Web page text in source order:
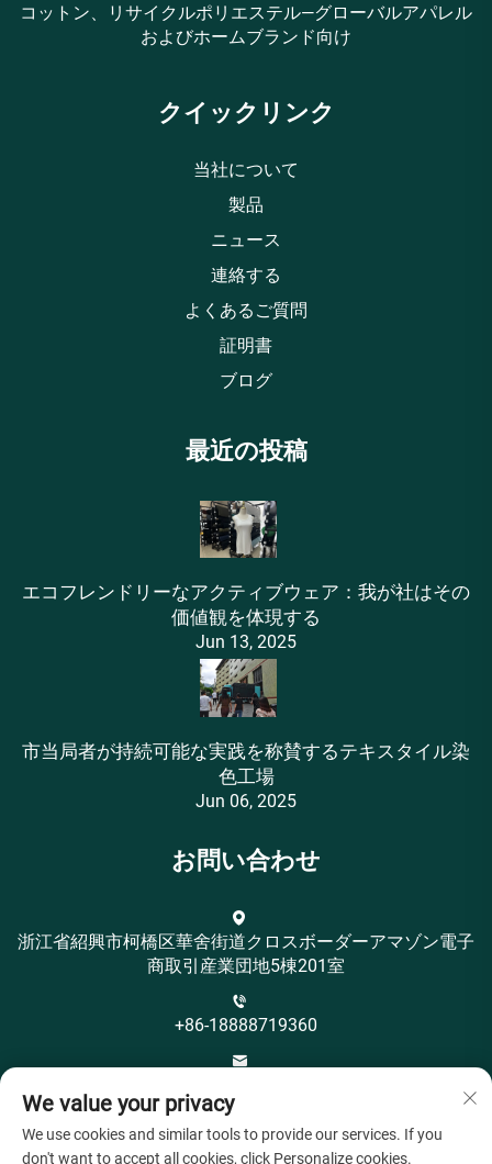
コットン、リサイクルポリエステル—グローバルアパレル
およびホームブランド向け
クイックリンク
当社について
製品
ニュース
連絡する
よくあるご質問
証明書
ブログ
最近の投稿
エコフレンドリーなアクティブウェア：我が社はその
価値観を体現する
Jun 13, 2025
市当局者が持続可能な実践を称賛するテキスタイル染
色工場
Jun 06, 2025
お問い合わせ
浙江省紹興市柯橋区華舍街道クロスボーダーアマゾン電子
商取引産業団地5棟201室
+86-18888719360
We value your privacy
We use cookies and similar tools to provide our services. If you
don't want to accept all cookies, click Personalize cookies.